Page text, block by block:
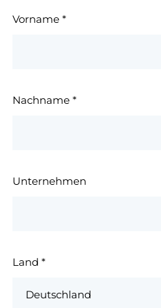
Vorname *
Nachname *
Unternehmen
Land *